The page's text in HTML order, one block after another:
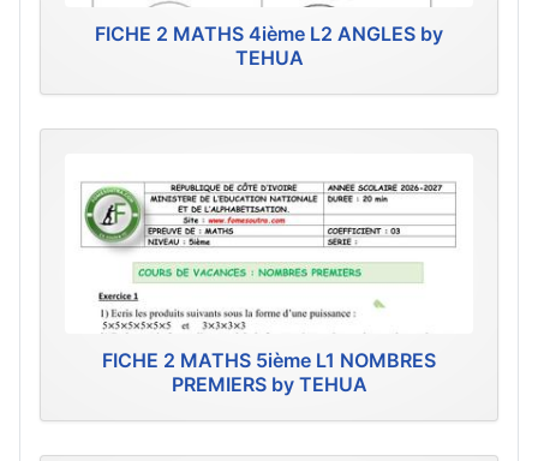
FICHE 2 MATHS 4ième L2 ANGLES by
TEHUA
FICHE 2 MATHS 5ième L1 NOMBRES
PREMIERS by TEHUA